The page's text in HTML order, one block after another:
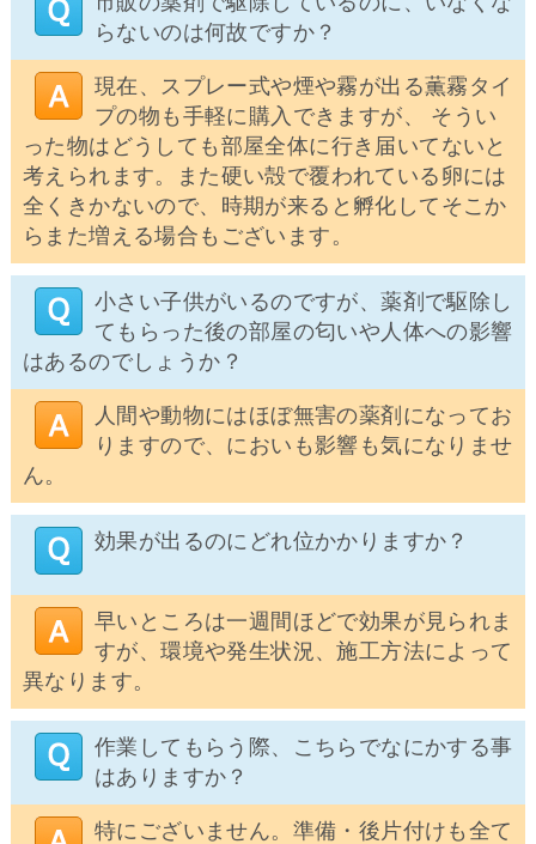
らないのは何故ですか？
現在、スプレー式や煙や霧が出る薫霧タイ
プの物も手軽に購入できますが、 そうい
った物はどうしても部屋全体に行き届いてないと
考えられます。また硬い殻で覆われている卵には
全くきかないので、時期が来ると孵化してそこか
らまた増える場合もございます。
小さい子供がいるのですが、薬剤で駆除し
てもらった後の部屋の匂いや人体への影響
はあるのでしょうか？
人間や動物にはほぼ無害の薬剤になってお
りますので、においも影響も気になりませ
ん。
効果が出るのにどれ位かかりますか？
早いところは一週間ほどで効果が見られま
すが、環境や発生状況、施工方法によって
異なります。
作業してもらう際、こちらでなにかする事
はありますか？
特にございません。準備・後片付けも全て